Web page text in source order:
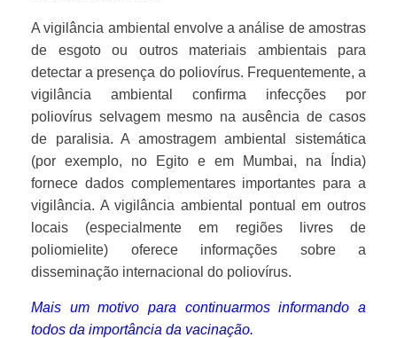
A vigilância ambiental envolve a análise de amostras
de esgoto ou outros materiais ambientais para
detectar a presença do poliovírus. Frequentemente, a
vigilância ambiental confirma infecções por
poliovírus selvagem mesmo na ausência de casos
de paralisia. A amostragem ambiental sistemática
(por exemplo, no Egito e em Mumbai, na Índia)
fornece dados complementares importantes para a
vigilância. A vigilância ambiental pontual em outros
locais (especialmente em regiões livres de
poliomielite) oferece informações sobre a
disseminação internacional do poliovírus.
Mais um motivo para continuarmos informando a
todos da importância da vacinação.